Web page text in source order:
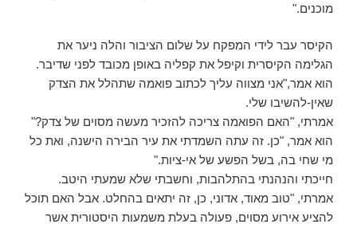
מוכנים."
הקיסר עבר לידי המפקח על שלום הציבור והלה ניער את
הגלימה הקיסרית וקיפל את קפליה באופן מכובד לפני שדיבר.
הוא אמר,"אני מצווה עליך לכתוב פואמה שתהלל את הצדק
שאין-להשיבו שלי.
אמרתי, "האם הפואמה צריכה להזכיר מעשה מסוים של צדק?"
הוא אמר, "כן. זה עתה השמדתי את עיר הבירה הישנה, ואת כל
מי שחי בה, בשל הפשע של אי-ציות."
חייכתי והנהנתי בהתלהבות, וחשבתי שלא שמעתי היטב.
אמרתי, "טוב מאוד, אדוני, כן, זה יתאים בהחלט. אבל האם תוכל
להציע אירוע מסוים, פעולה בעלת משמעות היסטורית אשר